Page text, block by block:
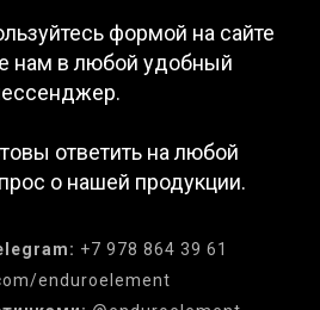
формой на сайте
нам в любой удобный
ответить на любой
о нашей продукции.
+7 978 864 39 61
enduroelement